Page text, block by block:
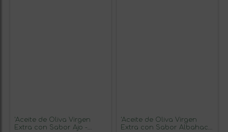
'Aceite de Oliva Virgen
Extra con Sabor Ajo -
'Aceite de Oliva Virgen
Extra con Sabor Albahaca